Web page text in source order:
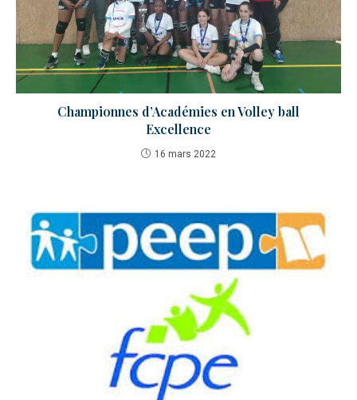
Championnes d’Académies en Volley ball
Excellence
16 mars 2022